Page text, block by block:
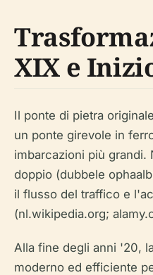
XIX e
Il ponte di pietra
un ponte girevole in
imbarcazioni più grandi.
doppio (dubbele
il flusso del traffico e
(nl.wikipedia.org;
Alla fine degli anni '20,
moderno ed efficiente